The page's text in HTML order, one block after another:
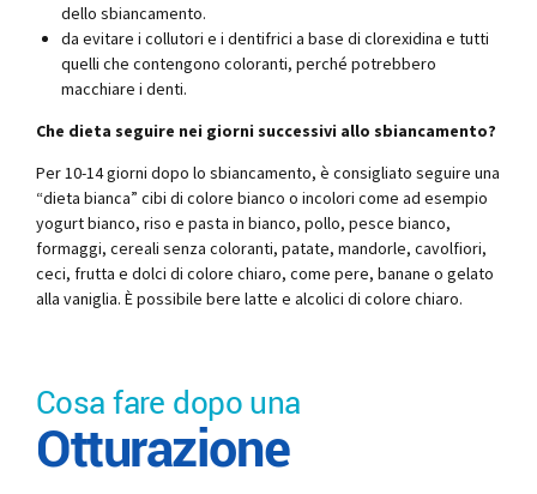
dello sbiancamento.
da evitare i collutori e i dentifrici a base di clorexidina e tutti
quelli che contengono coloranti, perché potrebbero
macchiare i denti.
Che dieta seguire nei giorni successivi allo sbiancamento?
Per 10-14 giorni dopo lo sbiancamento, è consigliato seguire una
“dieta bianca” cibi di colore bianco o incolori come ad esempio
yogurt bianco, riso e pasta in bianco, pollo, pesce bianco,
formaggi, cereali senza coloranti, patate, mandorle, cavolfiori,
ceci, frutta e dolci di colore chiaro, come pere, banane o gelato
alla vaniglia. È possibile bere latte e alcolici di colore chiaro.
Cosa fare dopo una
Otturazione